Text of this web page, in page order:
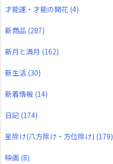
才能運・才能の開花 (4)
新商品 (287)
新月と満月 (162)
新生活 (30)
新着情報 (14)
日記 (174)
星除け(八方除け・方位除け) (179)
映画 (8)